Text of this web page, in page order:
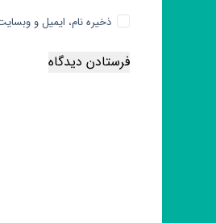
ذخیره نام، ایمیل و
فرستادن دیدگاه